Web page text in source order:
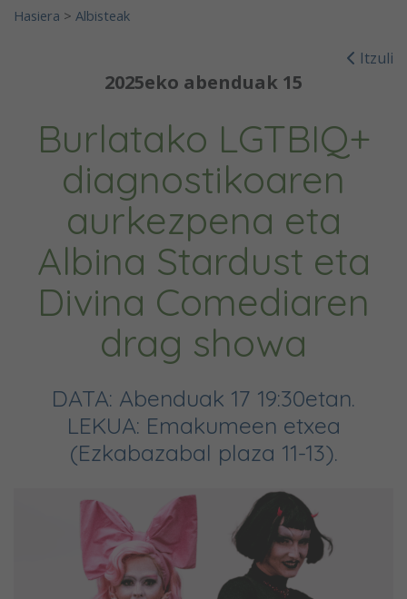
Hasiera > Albisteak
Itzuli
2025eko abenduak 15
Burlatako LGTBIQ+
diagnostikoaren
aurkezpena eta
Albina Stardust eta
Divina Comediaren
drag showa
DATA: Abenduak 17 19:30etan.
LEKUA: Emakumeen etxea
(Ezkabazabal plaza 11-13).